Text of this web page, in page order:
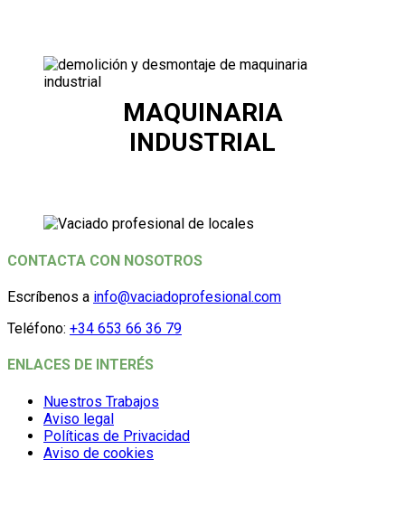
MAQUINARIA
INDUSTRIAL
CONTACTA CON NOSOTROS
Escríbenos a info@vaciadoprofesional.com
Teléfono: +34 653 66 36 79
ENLACES DE INTERÉS
Nuestros Trabajos
Aviso legal
Políticas de Privacidad
Aviso de cookies